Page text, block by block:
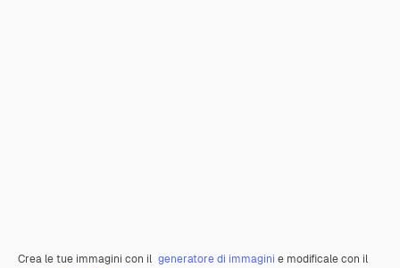
Crea le tue immagini con il generatore di immagini e modificale con il